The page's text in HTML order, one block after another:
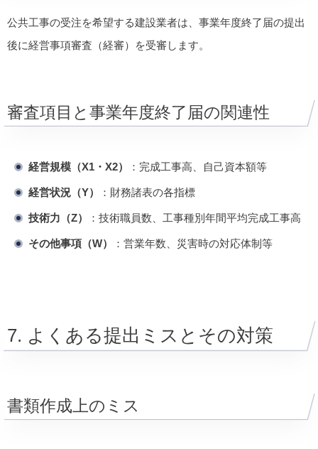
公共工事の受注を希望する建設業者は、事業年度終了届の提出
後に経営事項審査（経審）を受審します。
審査項目と事業年度終了届の関連性
経営規模（X1・X2） ：完成工事高、自己資本額等
経営状況（Y） ：財務諸表の各指標
技術力（Z） ：技術職員数、工事種別年間平均完成工事高
その他事項（W） ：営業年数、災害時の対応体制等
7. よくある提出ミスとその対策
書類作成上のミス